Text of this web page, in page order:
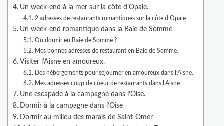
Un week-end à la mer sur la côte d’Opale.
2 adresses de restaurants romantiques sur la côte d’Opale
Un week-end romantique dans la Baie de Somme
Où dormir en Baie de Somme ?
Mes bonnes adresses de restaurant en Baie de Somme.
Visiter l’Aisne en amoureux.
Des hébergements pour séjourner en amoureux dans l’Aisne.
Mes adresses coup de coeur de restaurants dans l’Aisne
Une escapade à la campagne dans l’Oise.
Dormir à la campagne dans l’Oise
Dormir au milieu des marais de Saint-Omer